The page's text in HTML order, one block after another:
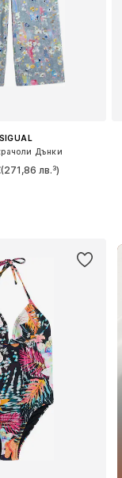
Дънки
(271,86 лв.³)